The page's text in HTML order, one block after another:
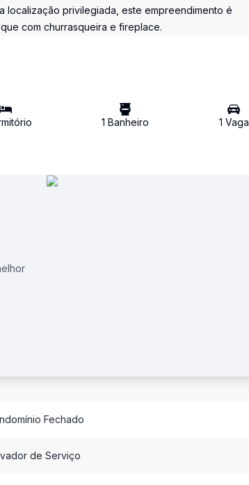
localização privilegiada, este empreendimento é
com churrasqueira e fireplace.
1 Banheiro 1 Vaga
Fechado
de Serviço